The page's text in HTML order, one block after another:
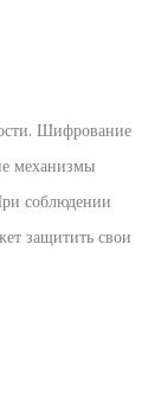
Шифрование
механизмы
соблюдении
защитить свои